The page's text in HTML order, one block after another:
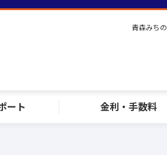
ート 金利・手数料
青森みち